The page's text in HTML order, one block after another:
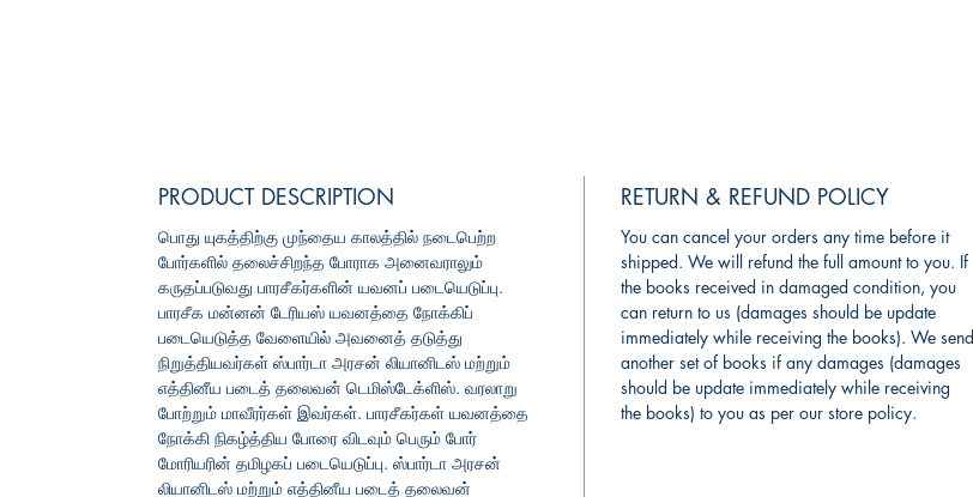
PRODUCT DESCRIPTION
பொது யுகத்திற்கு முந்தைய காலத்தில் நடைபெற்ற
போர்களில் தலைச்சிறந்த போராக அனைவராலும்
கருதப்படுவது பாரசீகர்களின் யவனப் படையெடுப்பு.
பாரசீக மன்னன் டேரியஸ் யவனத்தை நோக்கிப்
படையெடுத்த வேளையில் அவனைத் தடுத்து
நிறுத்தியவர்கள் ஸ்பார்டா அரசன் லியானிடஸ் மற்றும்
எத்தினீய படைத் தலைவன் டெமிஸ்டேக்ளிஸ். வரலாறு
போற்றும் மாவீரர்கள் இவர்கள். பாரசீகர்கள் யவனத்தை
நோக்கி நிகழ்த்திய போரை விடவும் பெரும் போர்
மோரியரின் தமிழகப் படையெடுப்பு. ஸ்பார்டா அரசன்
லியானிடஸ் மற்றும் எத்தினீய படைத் தலைவன்
RETURN & REFUND POLICY
You can cancel your orders any time before it
shipped. We will refund the full amount to you. If
the books received in damaged condition, you
can return to us (damages should be update
immediately while receiving the books). We send
another set of books if any damages (damages
should be update immediately while receiving
the books) to you as per our store policy.